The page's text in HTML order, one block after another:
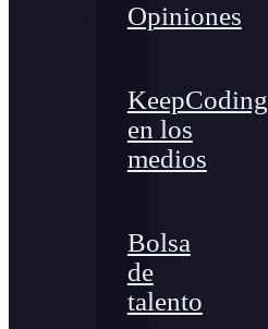
Opiniones
KeepCoding
en los
medios
Bolsa
de
talento